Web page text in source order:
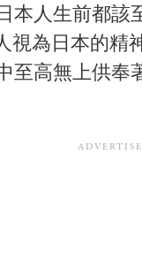
本人生前都
為日本的精
至高無上供奉